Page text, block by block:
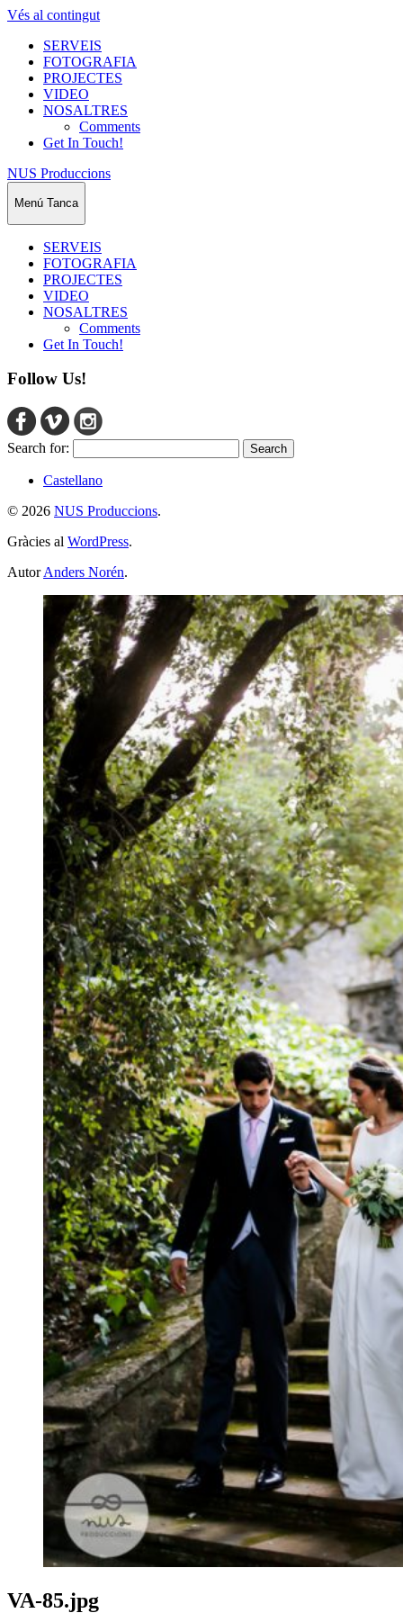
Vés al contingut
SERVEIS
FOTOGRAFIA
PROJECTES
VIDEO
NOSALTRES
Comments
Get In Touch!
NUS Produccions
Menú Tanca
SERVEIS
FOTOGRAFIA
PROJECTES
VIDEO
NOSALTRES
Comments
Get In Touch!
Follow Us!
Search for:
Castellano
© 2026 NUS Produccions.
Gràcies al WordPress.
AutorAnders Norén.
VA-85.jpg